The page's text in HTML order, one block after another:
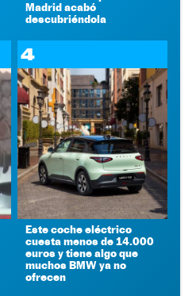
Madrid acabó
descubriéndola
4
Este coche eléctrico
cuesta menos de 14.000
euros y tiene algo que
muchos BMW ya no
ofrecen